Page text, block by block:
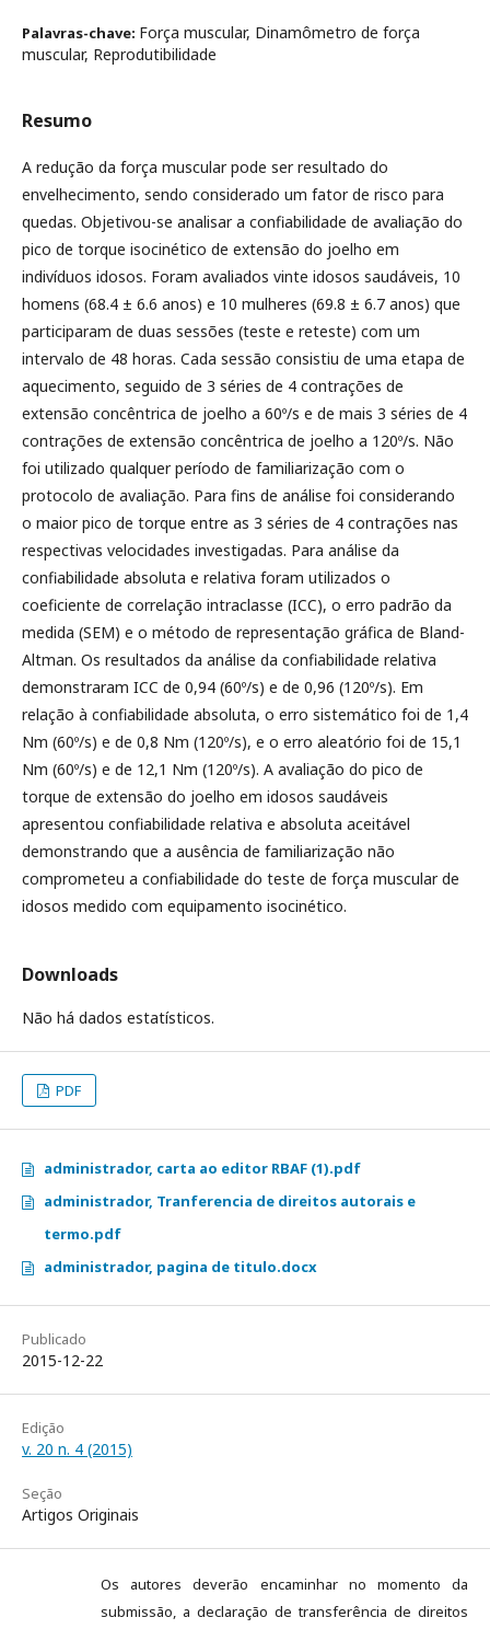
Palavras-chave: Força muscular, Dinamômetro de força
muscular, Reprodutibilidade
Resumo
A redução da força muscular pode ser resultado do
envelhecimento, sendo considerado um fator de risco para
quedas. Objetivou-se analisar a confiabilidade de avaliação do
pico de torque isocinético de extensão do joelho em
indivíduos idosos. Foram avaliados vinte idosos saudáveis, 10
homens (68.4 ± 6.6 anos) e 10 mulheres (69.8 ± 6.7 anos) que
participaram de duas sessões (teste e reteste) com um
intervalo de 48 horas. Cada sessão consistiu de uma etapa de
aquecimento, seguido de 3 séries de 4 contrações de
extensão concêntrica de joelho a 60º/s e de mais 3 séries de 4
contrações de extensão concêntrica de joelho a 120º/s. Não
foi utilizado qualquer período de familiarização com o
protocolo de avaliação. Para fins de análise foi considerando
o maior pico de torque entre as 3 séries de 4 contrações nas
respectivas velocidades investigadas. Para análise da
confiabilidade absoluta e relativa foram utilizados o
coeficiente de correlação intraclasse (ICC), o erro padrão da
medida (SEM) e o método de representação gráfica de Bland-
Altman. Os resultados da análise da confiabilidade relativa
demonstraram ICC de 0,94 (60º/s) e de 0,96 (120º/s). Em
relação à confiabilidade absoluta, o erro sistemático foi de 1,4
Nm (60º/s) e de 0,8 Nm (120º/s), e o erro aleatório foi de 15,1
Nm (60º/s) e de 12,1 Nm (120º/s). A avaliação do pico de
torque de extensão do joelho em idosos saudáveis
apresentou confiabilidade relativa e absoluta aceitável
demonstrando que a ausência de familiarização não
comprometeu a confiabilidade do teste de força muscular de
idosos medido com equipamento isocinético.
Downloads
Não há dados estatísticos.
PDF
administrador, carta ao editor RBAF (1).pdf
administrador, Tranferencia de direitos autorais e
termo.pdf
administrador, pagina de titulo.docx
Publicado
2015-12-22
Edição
v. 20 n. 4 (2015)
Seção
Artigos Originais
Os autores deverão encaminhar no momento da
submissão, a declaração de transferência de direitos